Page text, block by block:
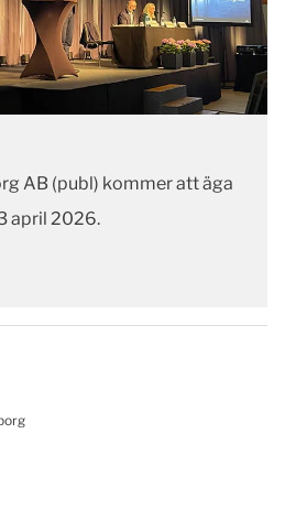
AB (publ) kommer att äga
april 2026.